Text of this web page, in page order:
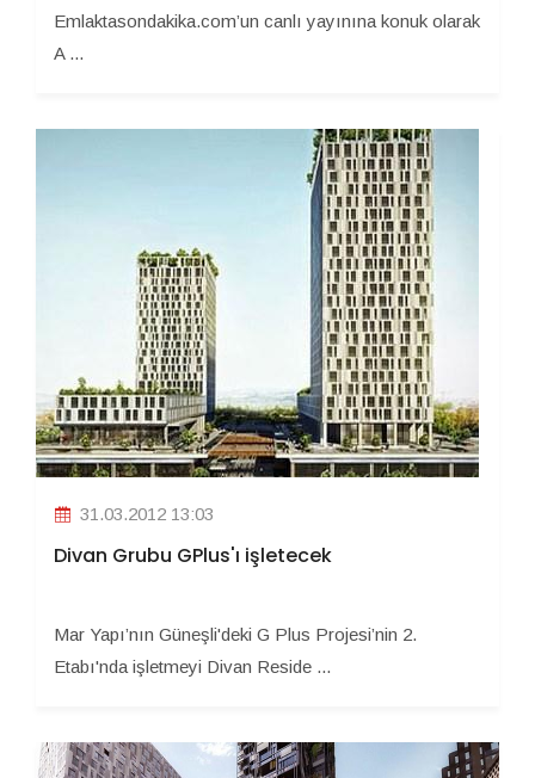
Emlaktasondakika.com’un canlı yayınına konuk olarak
A ...
31.03.2012 13:03
Divan Grubu GPlus'ı işletecek
Mar Yapı’nın Güneşli'deki G Plus Projesi’nin 2.
Etabı'nda işletmeyi Divan Reside ...